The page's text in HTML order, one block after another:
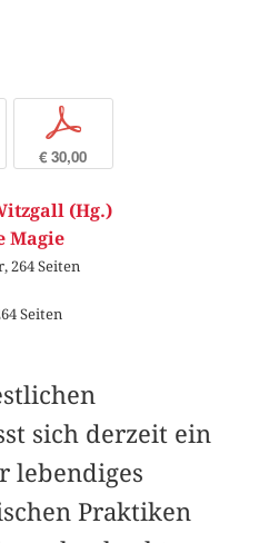
p
€ 30,00
(Hg.)
Magie
264 Seiten
Seiten
sich derzeit ein
lebendiges
Prak­tiken